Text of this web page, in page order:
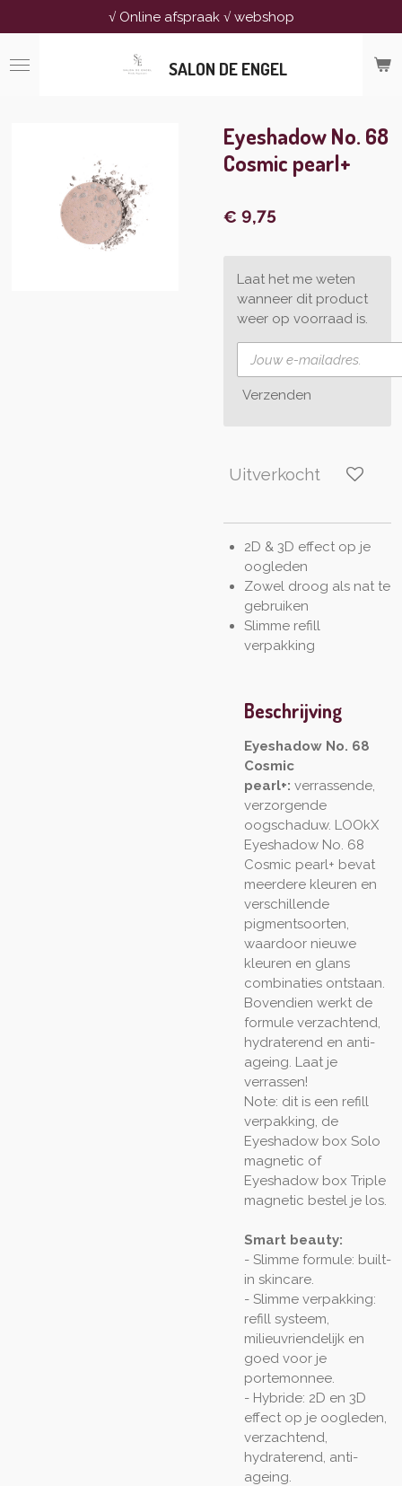
direct
naar
SALON DE ENGEL
√ Online afspraak √ webshop
Eyeshadow No. 68
Cosmic pearl+
€ 9,75
Laat het me weten
wanneer dit product
weer op voorraad is.
Verzenden
Uitverkocht
2D & 3D effect op je
oogleden
Zowel droog als nat te
gebruiken
Slimme refill
verpakking
Beschrijving
Eyeshadow No. 68
Cosmic
pearl+: verrassende,
verzorgende
oogschaduw. LOOkX
Eyeshadow No. 68
Cosmic pearl+ bevat
meerdere kleuren en
verschillende
pigmentsoorten,
waardoor nieuwe
kleuren en glans
combinaties ontstaan.
Bovendien werkt de
formule verzachtend,
hydraterend en anti-
ageing. Laat je
verrassen!
Note: dit is een refill
verpakking, de
Eyeshadow box Solo
magnetic of
Eyeshadow box Triple
magnetic bestel je los.
Smart beauty:
- Slimme formule: built-
in skincare.
- Slimme verpakking:
refill systeem,
milieuvriendelijk en
goed voor je
portemonnee.
- Hybride: 2D en 3D
effect op je oogleden,
verzachtend,
hydraterend, anti-
ageing.